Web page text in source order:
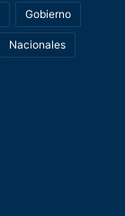
Gobierno
Nacionales